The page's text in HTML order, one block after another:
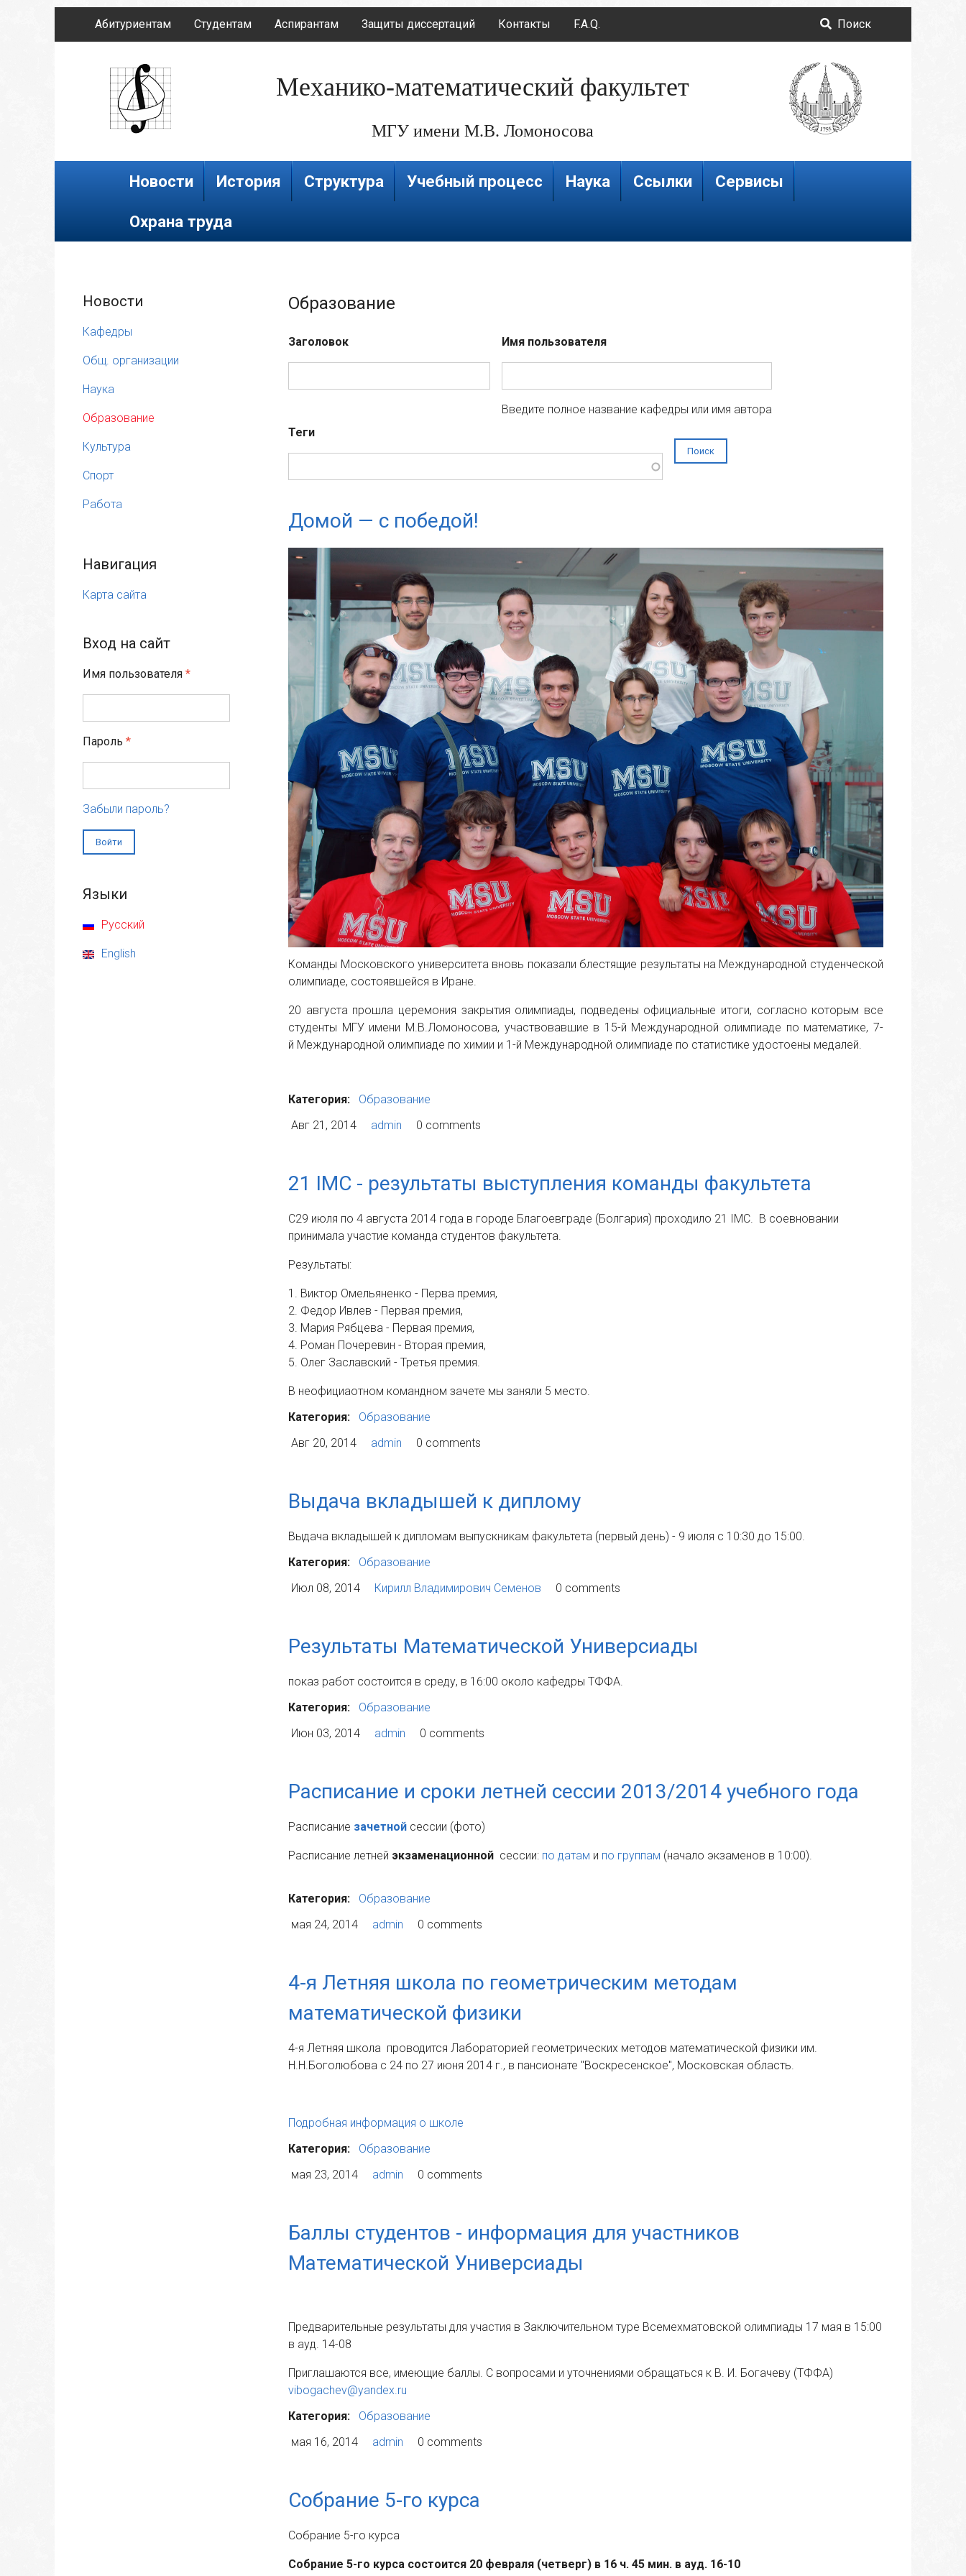
Абитуриентам Студентам Аспирантам Защиты диссертаций Контакты F.A.Q. Поиск
Механико-математический факультет
МГУ имени М.В. Ломоносова
Новости История Структура Учебный процесс Наука Ссылки Сервисы
Охрана труда
Новости
Кафедры
Общ. организации
Наука
Образование
Культура
Спорт
Работа
Навигация
Карта сайта
Вход на сайт
Имя пользователя*
Пароль*
Забыли пароль?
Языки
Русский
English
Образование
Заголовок Имя пользователя
Введите полное название кафедры или имя автора
Теги
Домой — с победой!
Команды Московского университета вновь показали блестящие результаты на Международной студенческой
олимпиаде, состоявшейся в Иране.
20 августа прошла церемония закрытия олимпиады, подведены официальные итоги, согласно которым все
студенты МГУ имени М.В.Ломоносова, участвовавшие в 15-й Международной олимпиаде по математике, 7-
й Международной олимпиаде по химии и 1-й Международной олимпиаде по статистике удостоены медалей.
Категория:
Образование
Авг 21, 2014
admin 0 comments
21 IMC - результаты выступления команды факультета
С29 июля по 4 августа 2014 года в городе Благоевграде (Болгария) проходило 21 IMC. В соевновании
принимала участие команда студентов факультета.
Результаты:
1. Виктор Омельяненко - Перва премия,
2. Федор Ивлев - Первая премия,
3. Мария Рябцева - Первая премия,
4. Роман Почеревин - Вторая премия,
5. Олег Заславский - Третья премия.
В неофициаотном командном зачете мы заняли 5 место.
Категория:
Образование
Авг 20, 2014
admin 0 comments
Выдача вкладышей к диплому
Выдача вкладышей к дипломам выпускникам факультета (первый день) - 9 июля с 10:30 до 15:00.
Категория:
Образование
Июл 08, 2014
Кирилл Владимирович Семенов 0 comments
Результаты Математической Универсиады
показ работ состоится в среду, в 16:00 около кафедры ТФФА.
Категория:
Образование
Июн 03, 2014
admin 0 comments
Расписание и сроки летней сессии 2013/2014 учебного года
Расписание зачетной сессии (фото)
Расписание летней экзаменационной сессии: по датам и по группам (начало экзаменов в 10:00).
Категория:
Образование
мая 24, 2014
admin 0 comments
4-я Летняя школа по геометрическим методам
математической физики
4-я Летняя школа проводится Лабораторией геометрических методов математической физики им.
Н.Н.Боголюбова с 24 по 27 июня 2014 г., в пансионате "Воскресенское", Московская область.
Подробная информация о школе
Категория:
Образование
мая 23, 2014
admin 0 comments
Баллы студентов - информация для участников
Математической Универсиады
Предварительные результаты для участия в Заключительном туре Всемехматовской олимпиады 17 мая в 15:00
в ауд. 14-08
Приглашаются все, имеющие баллы. С вопросами и уточнениями обращаться к В. И. Богачеву (ТФФА)
vibogachev@yandex.ru
Категория:
Образование
мая 16, 2014
admin 0 comments
Собрание 5-го курса
Собрание 5-го курса
Собрание 5-го курса состоится 20 февраля (четверг) в 16 ч. 45 мин. в ауд. 16-10